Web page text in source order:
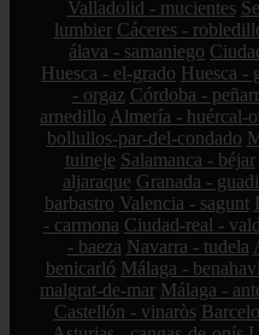
Valladolid - mucientes
lumbier Cáceres -
álava - samaniego
Huesca - el-grado Huesca -
- orgaz Córdoba -
arnedillo Almería - huércal-
bollullos-par-del-condado
tuineje Salamanca - béjar
aljaraque Granada -
barbastro Valencia - sagunt
- carmona Ciudad-real -
- baeza Navarra - tudela
benicarló Málaga -
malgrat-de-mar Málaga -
Castellón - vinaròs